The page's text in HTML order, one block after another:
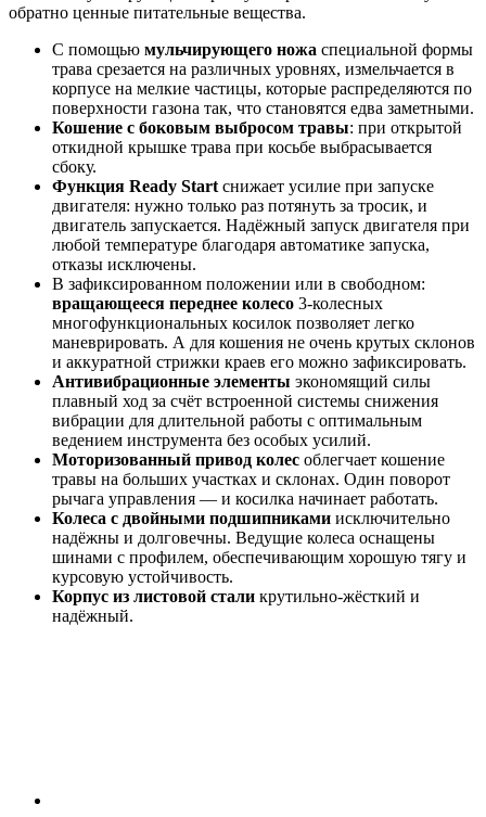
обратно ценные питательные вещества.
С помощью мульчирующего ножа специальной формы
трава срезается на различных уровнях, измельчается в
корпусе на мелкие частицы, которые распределяются по
поверхности газона так, что становятся едва заметными.
Кошение с боковым выбросом травы: при открытой
откидной крышке трава при косьбе выбрасывается
сбоку.
Функция Ready Start снижает усилие при запуске
двигателя: нужно только раз потянуть за тросик, и
двигатель запускается. Надёжный запуск двигателя при
любой температуре благодаря автоматике запуска,
отказы исключены.
В зафиксированном положении или в свободном:
вращающееся переднее колесо 3-колесных
многофункциональных косилок позволяет легко
маневрировать. А для кошения не очень крутых склонов
и аккуратной стрижки краев его можно зафиксировать.
Антивибрационные элементы экономящий силы
плавный ход за счёт встроенной системы снижения
вибрации для длительной работы с оптимальным
ведением инструмента без особых усилий.
Моторизованный привод колес облегчает кошение
травы на больших участках и склонах. Один поворот
рычага управления — и косилка начинает работать.
Колеса с двойными подшипниками исключительно
надёжны и долговечны. Ведущие колеса оснащены
шинами с профилем, обеспечивающим хорошую тягу и
курсовую устойчивость.
Корпус из листовой стали крутильно-жёсткий и
надёжный.